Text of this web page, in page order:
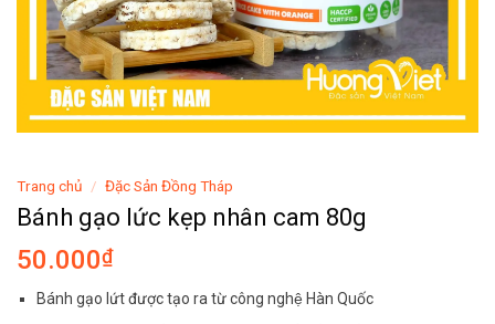
Trang chủ / Đặc Sản Đồng Tháp
Bánh gạo lức kẹp nhân cam 80g
50.000₫
Bánh gạo lứt được tạo ra từ công nghệ Hàn Quốc